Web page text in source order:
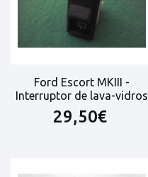
Ford Escort MKIII -
Interruptor de lava-vidros
29,50€